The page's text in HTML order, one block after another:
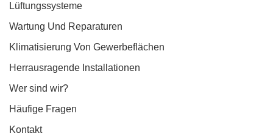
Lüftungssysteme
Wartung Und Reparaturen
Klimatisierung Von Gewerbeflächen
Herrausragende Installationen
Wer sind wir?
Häufige Fragen
Kontakt